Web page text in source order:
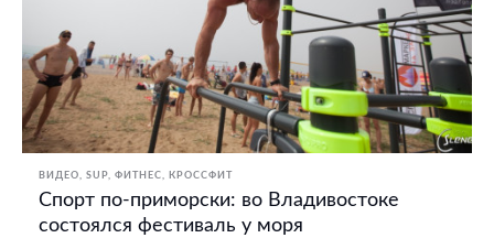
ВИДЕО SUP ФИТНЕС, КРОССФИТ
Спорт по-приморски: во Владивостоке
состоялся фестиваль у моря